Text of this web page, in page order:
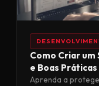
Como Criar um
e Boas Práticas
Aprenda a